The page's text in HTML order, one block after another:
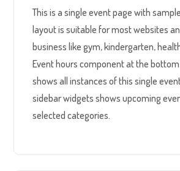
This is a single event page with
layout is suitable for most websites
business like gym, kindergarten,
Event hours component at the
shows all instances of this single
sidebar widgets shows upcoming
selected categories.